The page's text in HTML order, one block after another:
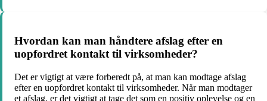
Hvordan kan man håndtere afslag efter en
uopfordret kontakt til virksomheder?
Det er vigtigt at være forberedt på, at man kan modtage afslag
efter en uopfordret kontakt til virksomheder. Når man modtager
et afslag, er det vigtigt at tage det som en positiv oplevelse og en